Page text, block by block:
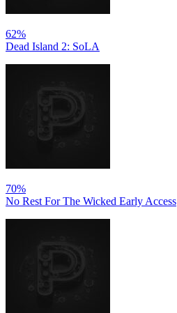
62%
Dead Island 2: SoLA
70%
No Rest For The Wicked Early Access